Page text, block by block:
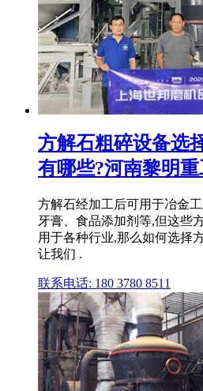
方解石粗碎设备选
有哪些?河南黎明重
方解石经加工后可用于冶金
牙膏、食品添加剂等,但这些
用于各种行业,那么如何选择
让我们 .
联系电话: 180 3780 8511